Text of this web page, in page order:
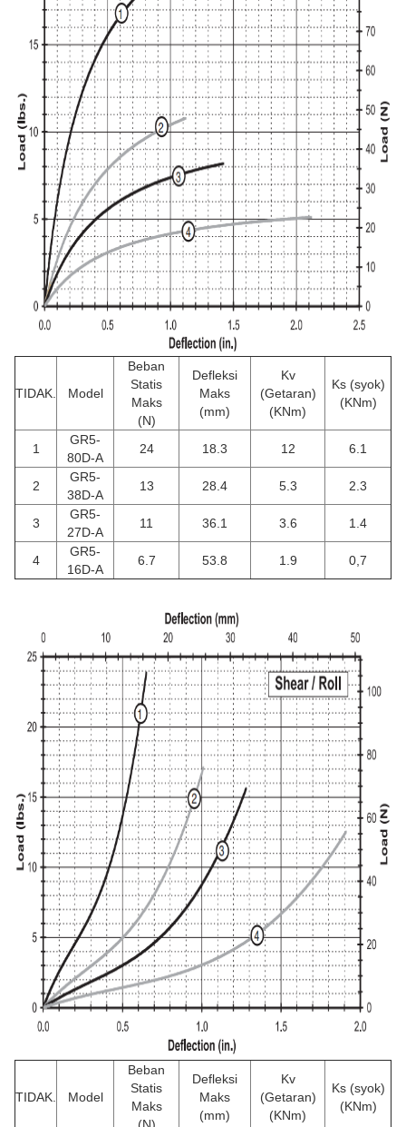
TIDAK. Model
Beban
Statis
Maks
(N)
Defleksi
Maks
(mm)
Kv
(Getaran)
(KNm)
Ks (syok)
(KNm)
1
GR5-
80D-A
24 18.3 12 6.1
2
GR5-
38D-A
13 28.4 5.3 2.3
3
GR5-
27D-A
11 36.1 3.6 1.4
4
GR5-
16D-A
6.7 53.8 1.9 0,7
TIDAK. Model
Beban
Statis
Maks
Defleksi
Maks
(mm)
Kv
(Getaran)
(KNm)
Ks (syok)
(KNm)